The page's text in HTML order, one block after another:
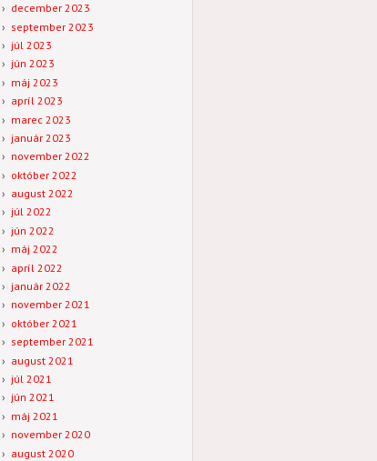
december 2023
september 2023
júl 2023
jún 2023
máj 2023
apríl 2023
marec 2023
január 2023
november 2022
október 2022
august 2022
júl 2022
jún 2022
máj 2022
apríl 2022
január 2022
november 2021
október 2021
september 2021
august 2021
júl 2021
jún 2021
máj 2021
november 2020
august 2020